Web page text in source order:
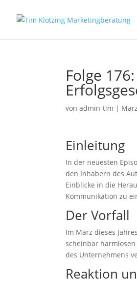
Folge
vonadmin-tim |
Einleitung
In der neuesten
den Inhabern des
Einblicke in die
Kommunikation zu
Der Vorfall
Im März dieses
scheinbar
des Unternehmens
Reaktion